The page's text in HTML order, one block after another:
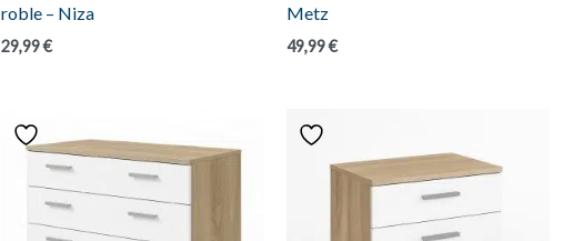
roble – Niza
29,99€
Metz
49,99€